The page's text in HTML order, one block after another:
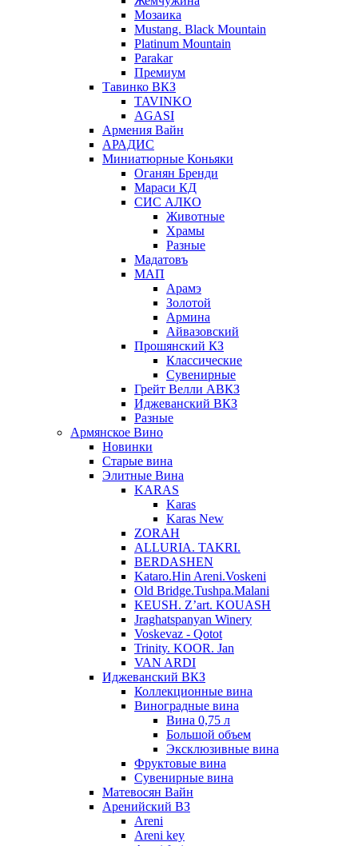
Мозаика
Mustang. Black Mountain
Platinum Mountain
Parakar
Премиум
Тавинко ВКЗ
TAVINKO
AGASI
Армения Вайн
АРАДИС
Миниатюрные Коньяки
Оганян Бренди
Мараси КД
СИС АЛКО
Животные
Храмы
Разные
Мадатовъ
МАП
Арамэ
Золотой
Армина
Айвазовский
Прошянский КЗ
Классические
Сувенирные
Грейт Велли АВКЗ
Иджеванский ВКЗ
Разные
Армянское Вино
Новинки
Старые вина
Элитные Вина
KARAS
Karas
Karas New
ZORAH
ALLURIA. TAKRI.
BERDASHEN
Kataro.Hin Areni.Voskeni
Old Bridge.Tushpa.Malani
KEUSH. Z’art. KOUASH
Jraghatspanyan Winery
Voskevaz - Qotot
Trinity. KOOR. Jan
VAN ARDI
Иджеванский ВКЗ
Коллекционные вина
Виноградные вина
Вина 0,75 л
Большой объем
Эксклюзивные вина
Фруктовые вина
Cувенирные вина
Матевосян Вайн
Аренийский ВЗ
Areni
Areni key